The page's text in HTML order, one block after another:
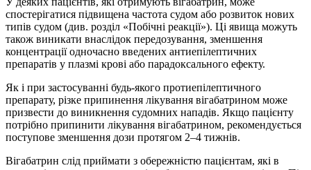
спостерігатися підвищена частота судом або розвиток нових
типів судом (див. розділ «Побічні реакції»). Ці явища можуть
також виникати внаслідок передозування, зменшення
концентрації одночасно введених антиепілептичних
препаратів у плазмі крові або парадоксального ефекту.
Як і при застосуванні будь-якого протиепілептичного
препарату, різке припинення лікування вігабатрином може
призвести до виникнення судомних нападів. Якщо пацієнту
потрібно припинити лікування вігабатрином, рекомендується
поступове зменшення дози протягом 2–4 тижнів.
Вігабатрин слід приймати з обережністю пацієнтам, які в